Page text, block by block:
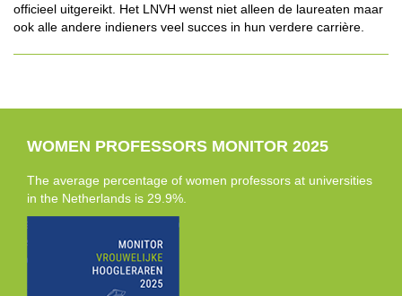
officieel uitgereikt. Het LNVH wenst niet alleen de laureaten maar
ook alle andere indieners veel succes in hun verdere carrière.
WOMEN PROFESSORS MONITOR 2025
The average percentage of women professors at universities
in the Netherlands is 29.9%.